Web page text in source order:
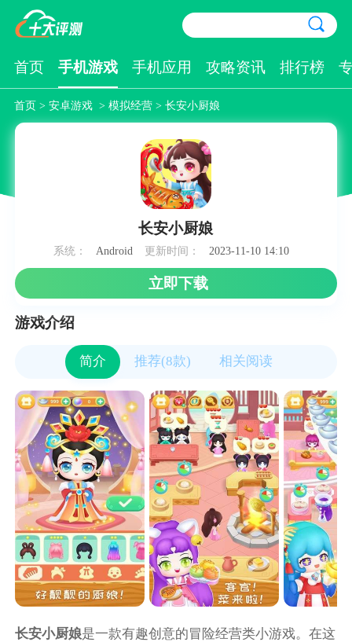
首页 手机游戏 手机应用 攻略资讯 排行榜
首页> 安卓游戏 > 模拟经营> 长安小厨娘
长安小厨娘
系统： Android 更新时间： 2023-11-10 14:10
立即下载
游戏介绍
简介 推荐(8款) 相关阅读
长安小厨娘是一款有趣创意的冒险经营类小游戏。在这